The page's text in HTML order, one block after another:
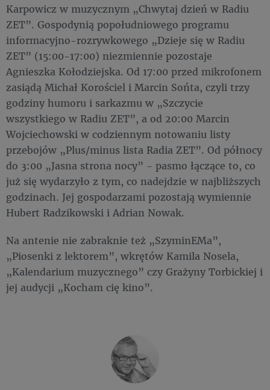
Karpowicz w muzycznym „Chwytaj dzień w Radiu
ZET”. Gospodynią popołudniowego programu
informacyjno-rozrywkowego „Dzieje się w Radiu
ZET” (15:00-17:00) niezmiennie pozostaje
Agnieszka Kołodziejska. Od 17:00 przed mikrofonem
zasiądą Michał Korościel i Marcin Sońta, czyli trzy
godziny humoru i sarkazmu w „Szczycie
wszystkiego w Radiu ZET”, a od 20:00 Marcin
Wojciechowski w codziennym notowaniu listy
przebojów „Plus/minus lista Radia ZET”. Od północy
do 3:00 „Jasna strona nocy” - pasmo łączące to, co
już się wydarzyło z tym, co nadejdzie w najbliższych
godzinach. Jej gospodarzami pozostają wymiennie
Hubert Radzikowski i Adrian Nowak.
Na antenie nie zabraknie też „SzyminEMa”,
„Piosenki z lektorem”, wkrętów Kamila Nosela,
„Kalendarium muzycznego” czy Grażyny Torbickiej i
jej audycji „Kocham cię kino”.